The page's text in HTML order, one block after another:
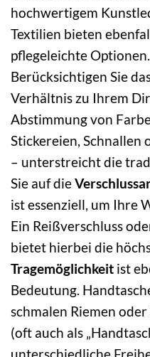
hochwertigem
Textilien bieten
pflegeleichte Optionen.
Berücksichtigen Sie
Verhältnis zu Ihrem
Abstimmung von
Stickereien, Schnallen
– unterstreicht die
Sie auf die
ist essenziell, um Ihre
Ein Reißverschluss
bietet hierbei die
Tragemöglichkeit ist
Bedeutung.
schmalen Riemen
(oft auch als
unterschiedliche